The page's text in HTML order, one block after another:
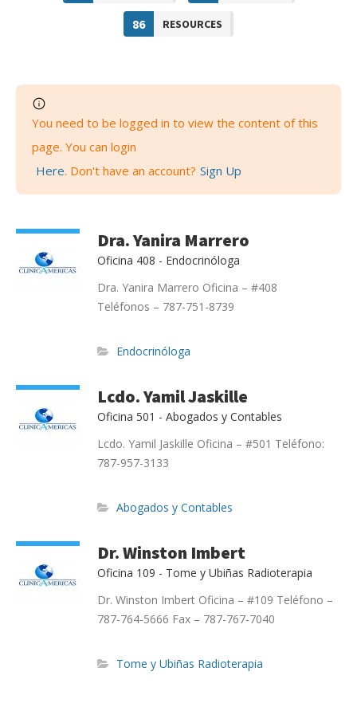
86 RESOURCES
You need to be logged in to view the content of this
page. You can login
Here. Don't have an account? Sign Up
Dra. Yanira Marrero
Oficina 408 - Endocrinóloga
Dra. Yanira Marrero Oficina – #408
Teléfonos – 787-751-8739
Endocrinóloga
Lcdo. Yamil Jaskille
Oficina 501 - Abogados y Contables
Lcdo. Yamil Jaskille Oficina – #501 Teléfono:
787-957-3133
Abogados y Contables
Dr. Winston Imbert
Oficina 109 - Tome y Ubiñas Radioterapia
Dr. Winston Imbert Oficina – #109 Teléfono –
787-764-5666 Fax – 787-767-7040
Tome y Ubiñas Radioterapia